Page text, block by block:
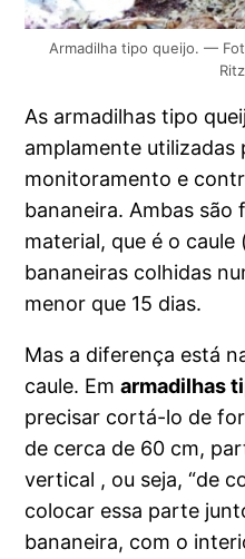
Armadilha tipo queijo. —
As armadilhas tipo
amplamente utilizadas
monitoramento e
bananeira. Ambas são
material, que é o caule
bananeiras colhidas
menor que 15 dias.
Mas a diferença está
caule. Emarmadilhas
precisar cortá-lo de
de cerca de 60 cm,
vertical , ou seja, “de
colocar essa parte
bananeira, com o